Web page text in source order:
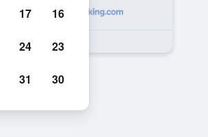
16
17
23
24
30
31